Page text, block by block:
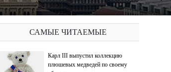
САМЫЕ ЧИТАЕМЫЕ
Карл III выпустил коллекцию
плюшевых медведей по своему